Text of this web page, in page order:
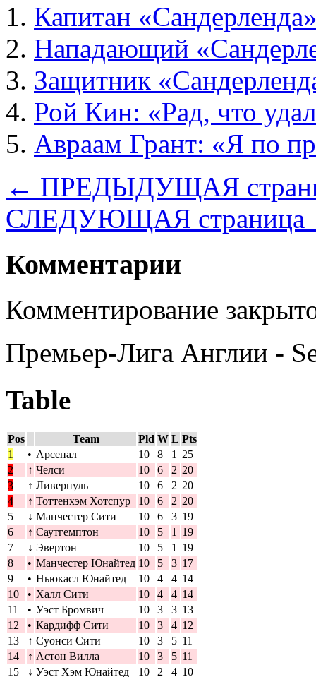
Капитан
Нападающий
Защитник
Рой Кин: «Рад, что
Авраам Грант: «Я по
← ПРЕДЫДУЩАЯ
СЛЕДУЮЩАЯ
Комментарии
Комментирование
Премьер-Лига Англии -
Table
Pos Team Pld W L Pts
1
• Арсенал 10 8 1
25
2
↑ Челси 10 6 2 20
3
↑ Ливерпуль 10 6 2 20
4
↑ Тоттенхэм Хотспур 10 6 2 20
5
↓ Манчестер Сити 10 6 3 19
6
↑ Саутгемптон 10 5 1
19
7
↓ Эвертон 10 5 1
19
8
• Манчестер Юнайтед 10 5 3 17
9
• Ньюкасл Юнайтед 10 4 4 14
10
• Халл Сити 10 4 4 14
11
• Уэст Бромвич 10 3 3 13
12
• Кардифф Сити 10 3 4 12
13
↑ Суонси Сити 10 3 5 11
14
↑ Астон Вилла 10 3 5 11
15
↓ Уэст Хэм Юнайтед 10 2 4 10